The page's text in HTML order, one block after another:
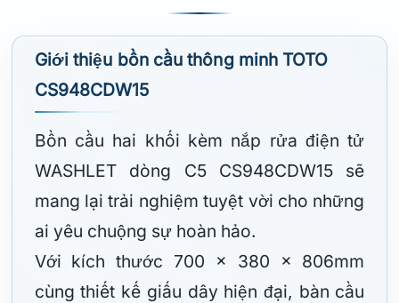
Giới thiệu bồn cầu thông minh TOTO
CS948CDW15
Bồn cầu hai khối kèm nắp rửa điện tử
WASHLET dòng C5 CS948CDW15 sẽ
mang lại trải nghiệm tuyệt vời cho những
ai yêu chuộng sự hoàn hảo.
Với kích thước 700 x 380 x 806mm
cùng thiết kế giấu dây hiện đại, bàn cầu